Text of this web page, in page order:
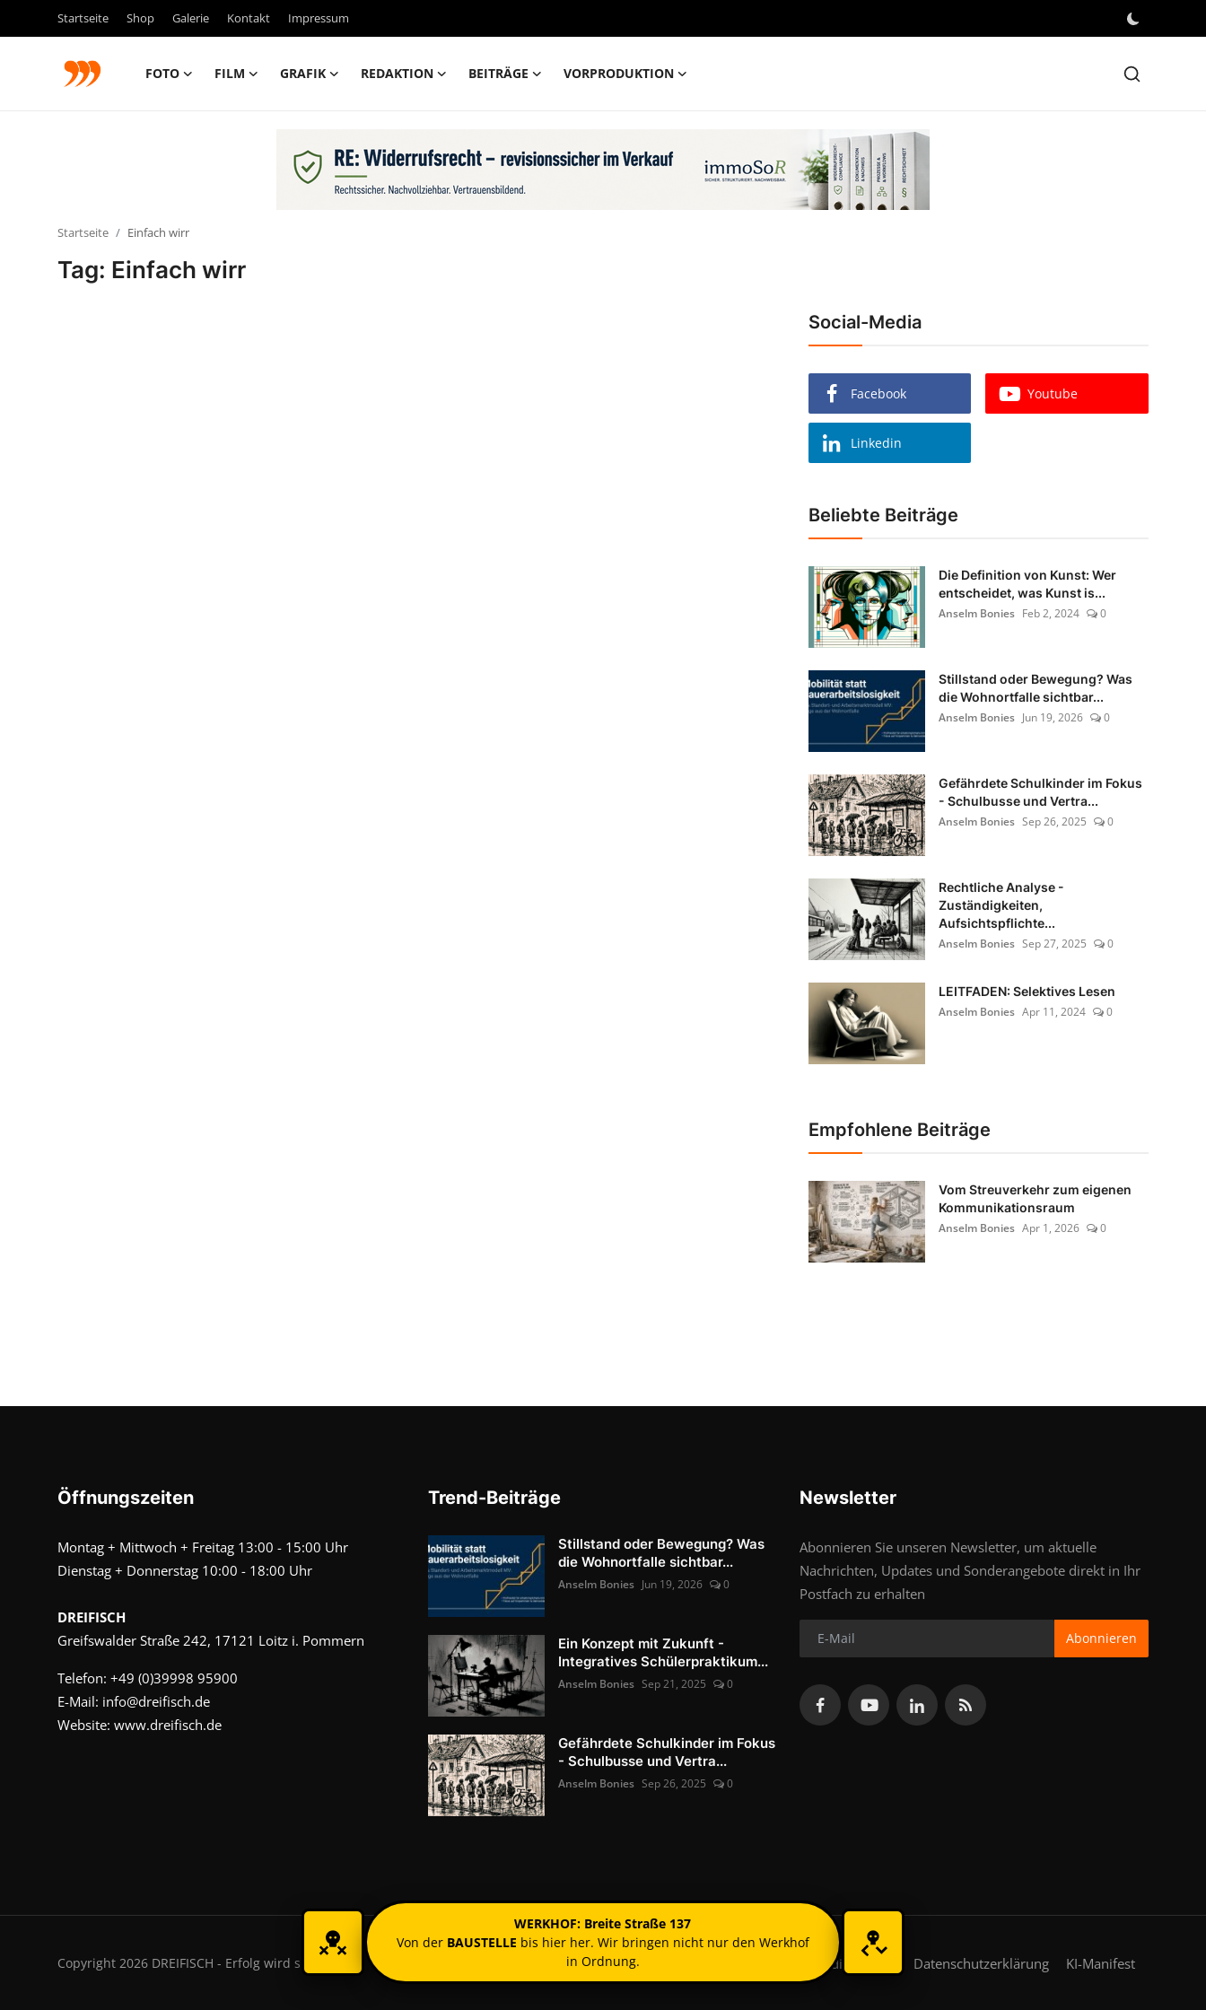
Startseite Shop Galerie Kontakt Impressum
FOTO FILM GRAFIK REDAKTION BEITRÄGE VORPRODUKTION
Startseite Einfach wirr
Tag: Einfach wirr
Social-Media
Facebook Youtube
Linkedin
Beliebte Beiträge
Die Definition von Kunst: Wer
entscheidet, was Kunst is...
Anselm Bonies Feb 2, 2024 0
Stillstand oder Bewegung? Was
die Wohnortfalle sichtbar...
Anselm Bonies Jun 19, 2026 0
Gefährdete Schulkinder im Fokus
- Schulbusse und Vertra...
Anselm Bonies Sep 26, 2025 0
Rechtliche Analyse -
Zuständigkeiten,
Aufsichtspflichte...
Anselm Bonies Sep 27, 2025 0
LEITFADEN: Selektives Lesen
Anselm Bonies Apr 11, 2024 0
Empfohlene Beiträge
Vom Streuverkehr zum eigenen
Kommunikationsraum
Anselm Bonies Apr 1, 2026 0
Öffnungszeiten
Montag + Mittwoch + Freitag 13:00 - 15:00 Uhr
Dienstag + Donnerstag 10:00 - 18:00 Uhr
DREIFISCH
Greifswalder Straße 242, 17121 Loitz i. Pommern
Telefon: +49 (0)39998 95900
E-Mail: info@dreifisch.de
Website: www.dreifisch.de
Trend-Beiträge
Stillstand oder Bewegung? Was
die Wohnortfalle sichtbar...
Anselm Bonies Jun 19, 2026 0
Ein Konzept mit Zukunft -
Integratives Schülerpraktikum...
Anselm Bonies Sep 21, 2025 0
Gefährdete Schulkinder im Fokus
- Schulbusse und Vertra...
Anselm Bonies Sep 26, 2025 0
Newsletter
Abonnieren Sie unseren Newsletter, um aktuelle
Nachrichten, Updates und Sonderangebote direkt in Ihr
Postfach zu erhalten
Abonnieren
Copyright 2026 DREIFISCH - Erfolg wird sichtbar. Nutzungsbedingungen Datenschutzerklärung KI-Manifest
WERKHOF: Breite Straße 137
Von der BAUSTELLE bis hier her. Wir bringen nicht nur den Werkhof
in Ordnung.